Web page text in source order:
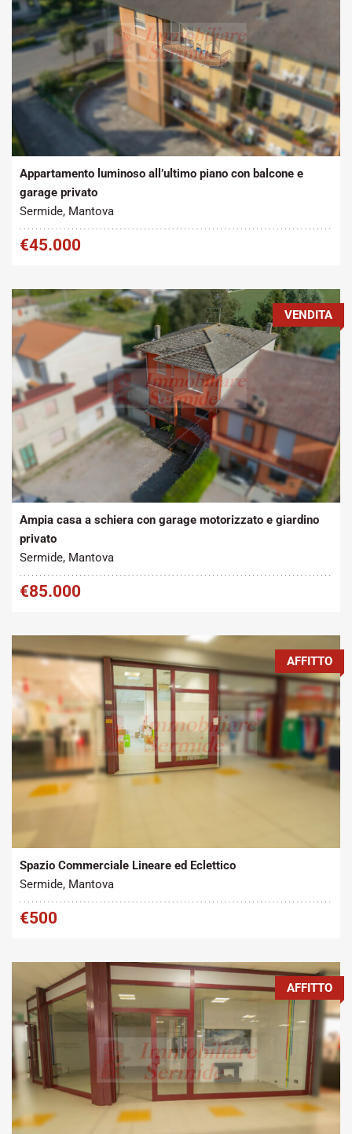
Tipo contratto:
Metratura Commerciale:
100 m2
Appartamento luminoso all’ultimo piano con balcone e
garage privato
Sermide, Mantova
€45.000
Tipo contratto:
Metratura Commerciale:
215 m
2
VENDITA
Ampia casa a schiera con garage motorizzato e giardino
privato
Sermide, Mantova
€85.000
AFFITTO
Spazio Commerciale Lineare ed Eclettico
Sermide, Mantova
€500
AFFITTO